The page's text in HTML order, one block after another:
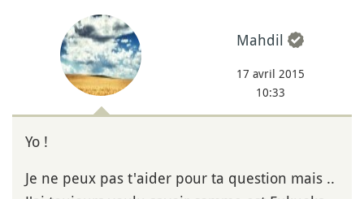
Mahdil
17 avril 2015
10:33
Yo !
Je ne peux pas t'aider pour ta question mais ..